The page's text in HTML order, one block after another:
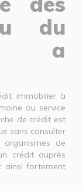
du
a
immobilier à
au service
de crédit est
sans consulter
de
crédit auprès
fortement